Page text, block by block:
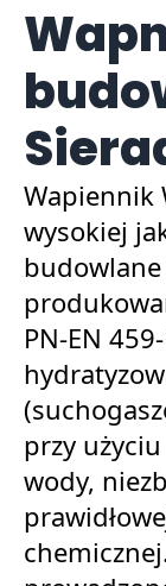
Wapiennik
wysokiej
budowlane
PN-EN
przy
wody,